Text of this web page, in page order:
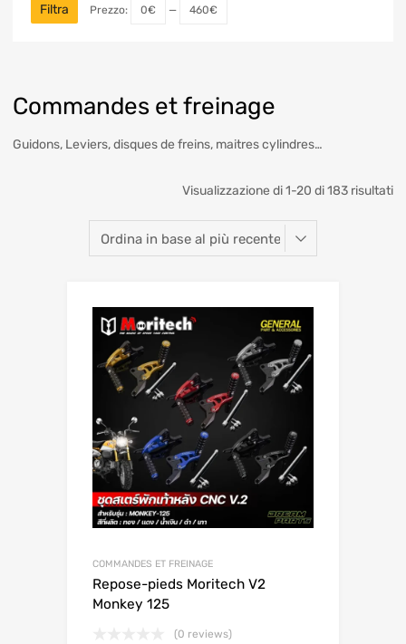
Commandes et freinage
Guidons, Leviers, disques de freins, maitres cylindres…
Visualizzazione di 1-20 di 183 risultati
COMMANDES ET FREINAGE
Repose-pieds Moritech V2
Monkey 125
(0 reviews)
Filtra Prezzo: 0€ — 460€